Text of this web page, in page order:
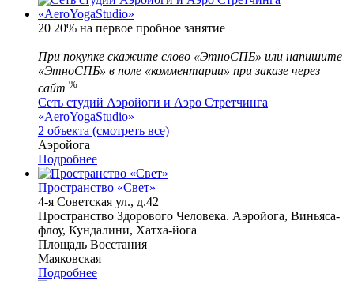
20 20% на первое пробное занятие
При покупке скажите слово «ЭтноСПБ» или напишите
«ЭтноСПБ» в поле «комментарии» при заказе через
сайт %
Сеть студий Аэройоги и Аэро Стретчинга
«AeroYogaStudio»
2 объекта (смотреть все)
Аэройога
Подробнее
Пространство «Свет»
4-я Советская ул., д.42
Пространство Здорового Человека. Аэройога, Виньяса-
флоу, Кундалини, Хатха-йога
Площадь Восстания
Маяковская
Подробнее